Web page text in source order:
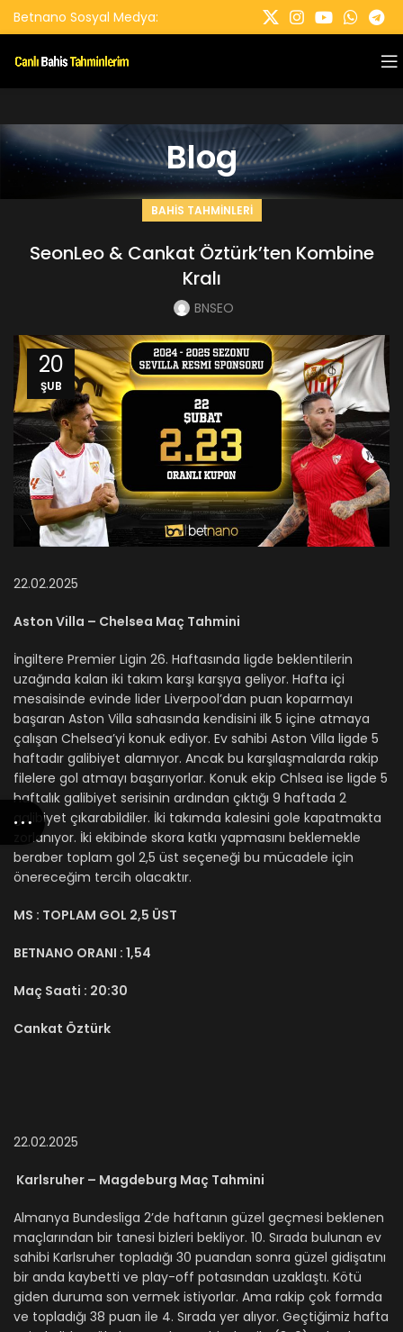
Betnano Sosyal Medya:
Blog
BAHIS TAHMINLERI
SeonLeo & Cankat Öztürk’ten Kombine
Kralı
BNSEO
20
ŞUB
22.02.2025
Aston Villa – Chelsea Maç Tahmini
İngiltere Premier Ligin 26. Haftasında ligde beklentilerin
uzağında kalan iki takım karşı karşıya geliyor. Hafta içi
mesaisinde evinde lider Liverpool’dan puan koparmayı
başaran Aston Villa sahasında kendisini ilk 5 içine atmaya
çalışan Chelsea’yi konuk ediyor. Ev sahibi Aston Villa ligde 5
haftadır galibiyet alamıyor. Ancak bu karşılaşmalarda rakip
filelere gol atmayı başarıyorlar. Konuk ekip Chlsea ise ligde 5
haftalık galibiyet serisinin ardından çıktığı 9 haftada 2
galibiyet çıkarabildiler. İki takımda kalesini gole kapatmakta
zorlanıyor. İki ekibinde skora katkı yapmasını beklemekle
beraber toplam gol 2,5 üst seçeneği bu mücadele için
önereceğim tercih olacaktır.
MS : TOPLAM GOL 2,5 ÜST
BETNANO ORANI : 1,54
Maç Saati : 20:30
Cankat Öztürk
22.02.2025
Karlsruher – Magdeburg Maç Tahmini
Almanya Bundesliga 2’de haftanın güzel geçmesi beklenen
maçlarından bir tanesi bizleri bekliyor. 10. Sırada bulunan ev
sahibi Karlsruher topladığı 30 puandan sonra güzel gidişatını
bir anda kaybetti ve play-off potasından uzaklaştı. Kötü
giden duruma son vermek istiyorlar. Ama rakip çok formda
ve topladığı 38 puan ile 4. Sırada yer alıyor. Geçtiğimiz hafta